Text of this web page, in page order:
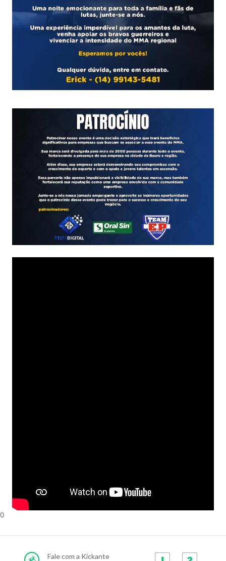
0
Fale com a Kickante